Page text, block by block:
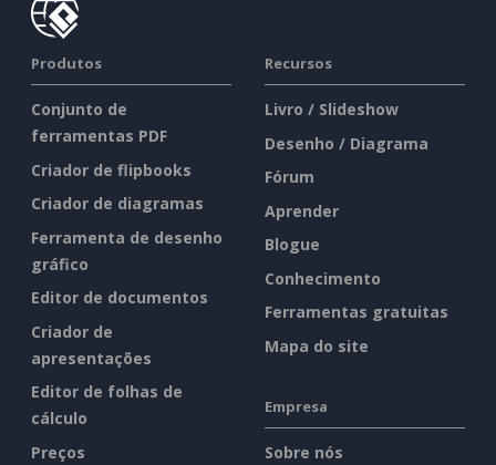
Produtos
Conjunto de
ferramentas PDF
Criador de flipbooks
Criador de diagramas
Ferramenta de desenho
gráfico
Editor de documentos
Criador de
apresentações
Editor de folhas de
cálculo
Preços
Recursos
Livro / Slideshow
Desenho / Diagrama
Fórum
Aprender
Blogue
Conhecimento
Ferramentas gratuitas
Mapa do site
Empresa
Sobre nós